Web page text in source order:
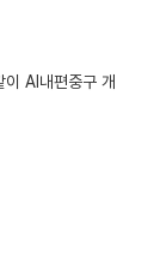
AI내편중구 개